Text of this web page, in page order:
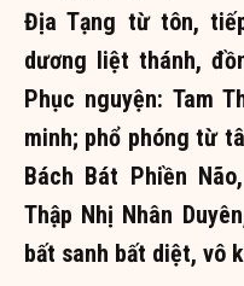
Địa Tạng từ tôn,
dương liệt thánh,
Phục nguyện: Tam
minh; phổ phóng từ
Bách Bát Phiền
Thập Nhị Nhân
bất sanh bất diệt, vô